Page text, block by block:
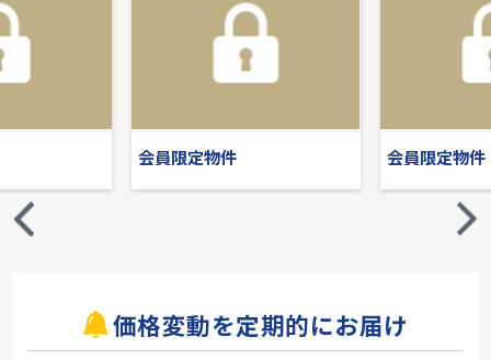
会員限定物件 会員限定物件
価格変動を定期的にお届け